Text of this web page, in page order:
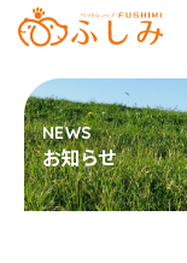
お知らせ